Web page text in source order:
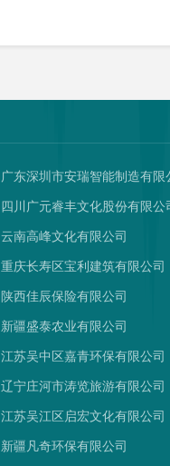
广东深圳市安瑞智能制造有限
四川广元睿丰文化股份有限公
云南高峰文化有限公司
重庆长寿区宝利建筑有限公司
陕西佳辰保险有限公司
新疆盛泰农业有限公司
江苏吴中区嘉青环保有限公司
辽宁庄河市涛览旅游有限公司
江苏吴江区启宏文化有限公司
新疆凡奇环保有限公司